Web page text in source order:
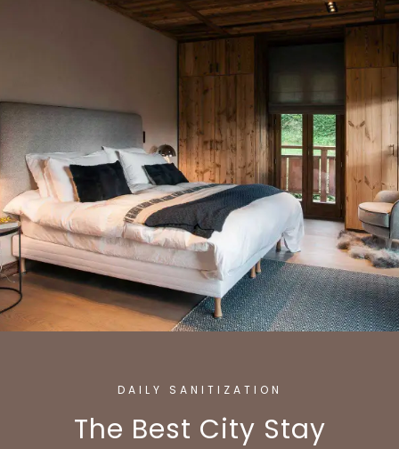
DAILY SANITIZATION
The Best City Stay